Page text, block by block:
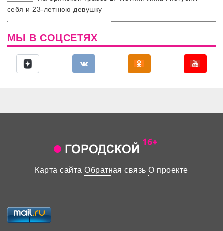
себя и 23-летнюю девушку
МЫ В СОЦСЕТЯХ
Карта сайта Обратная связь О проекте